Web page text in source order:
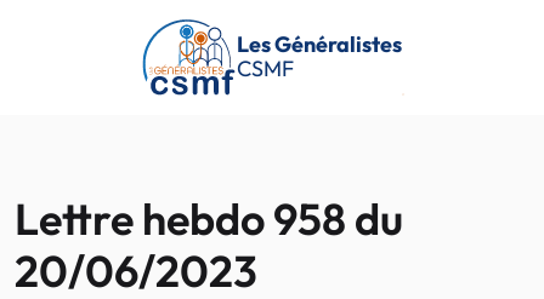
Passer au contenu principal
Les Généralistes
CSMF
Lettre hebdo 958 du
20/06/2023